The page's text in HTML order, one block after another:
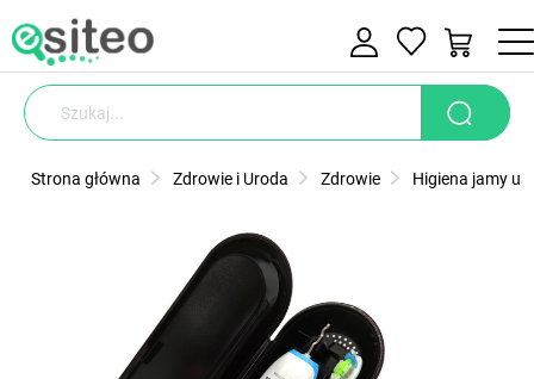
Strona główna Zdrowie i Uroda Zdrowie Higiena jamy